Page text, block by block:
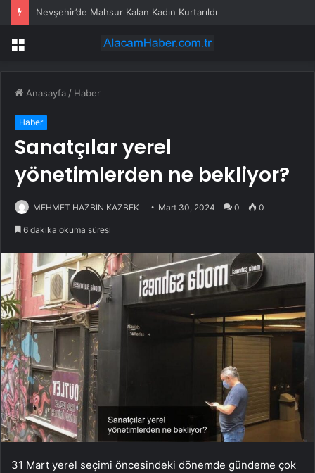
Menü
Anasayfa / Haber
Haber
Sanatçılar yerel
yönetimlerden ne bekliyor?
MEHMET HAZBİN KAZBEK Mart 30, 2024 0 0
6 dakika okuma süresi
31 Mart yerel seçimi öncesindeki dönemde gündeme çok